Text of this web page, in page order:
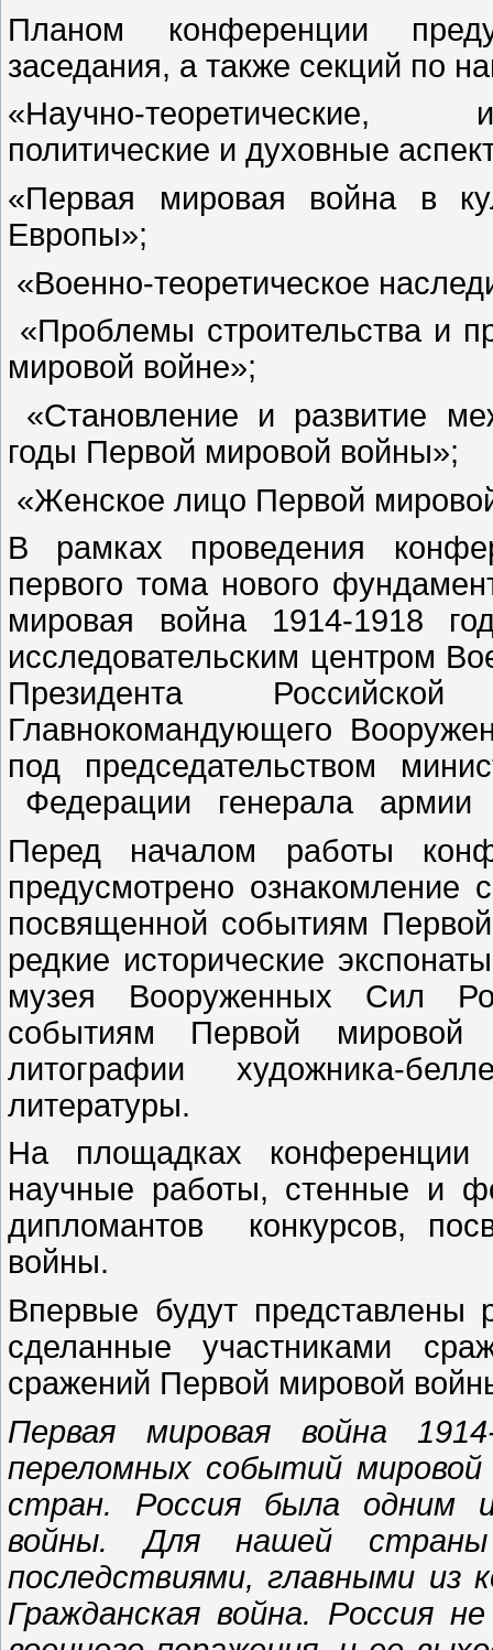
Планом конференции
заседания, а также секций по
«Научно-теоретические,
политические и духовные
«Первая мировая война в
Европы»;
«Военно-теоретическое
«Проблемы строительства и
мировой войне»;
«Становление и развитие
годы Первой мировой войны»;
«Женское лицо Первой
В рамках проведения
первого тома нового
мировая война 1914-1918
исследовательским центром
Президента
Главнокомандующего
под председательством
Федерации генерала
Перед началом работы
предусмотрено ознакомление
посвященной событиям
редкие исторические
музея Вооруженных Сил
событиям Первой мировой
литографии художника-
литературы.
На площадках конференции
научные работы, стенные и
дипломантов конкурсов,
войны.
Впервые будут представлены
сделанные участниками
сражений Первой мировой
Первая мировая война
переломных событий
стран. Россия была одним
войны. Для нашей страны
последствиями, главными из
Гражданская война. Россия